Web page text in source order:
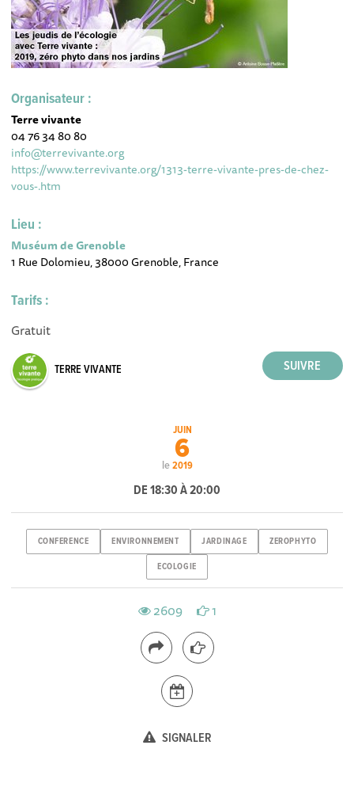
Organisateur :
Terre vivante
04 76 34 80 80
info@terrevivante.org
https://www.terrevivante.org/1313-terre-vivante-pres-de-chez-
vous-.htm
Lieu :
Muséum de Grenoble
1 Rue Dolomieu, 38000 Grenoble, France
Tarifs :
Gratuit
TERRE VIVANTE
le
JUIN
6
2019
DE 18:30 À 20:00
CONFERENCE ENVIRONNEMENT JARDINAGE ZEROPHYTO
ECOLOGIE
2609 1
SIGNALER